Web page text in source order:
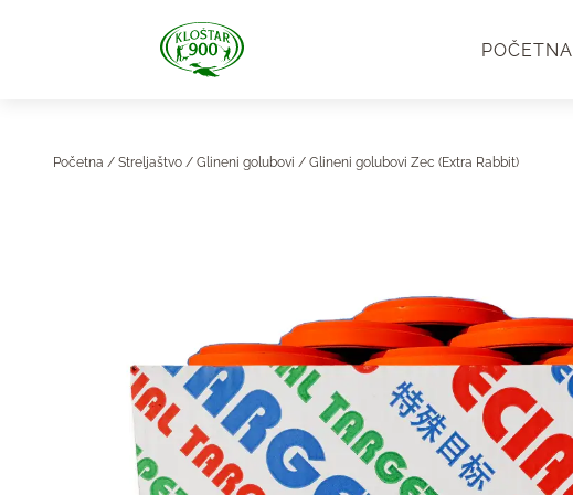
POČETNA
Početna / Streljaštvo / Glineni golubovi / Glineni golubovi Zec (Extra Rabbit)